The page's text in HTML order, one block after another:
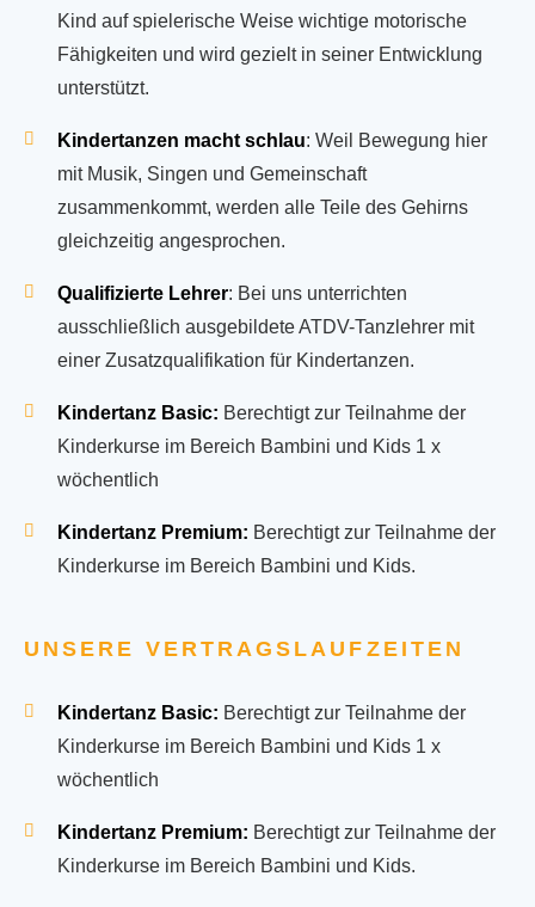
Kind auf spielerische Weise wichtige motorische
Fähigkeiten und wird gezielt in seiner Entwicklung
unterstützt.
Kindertanzen macht schlau: Weil Bewegung hier
mit Musik, Singen und Gemeinschaft
zusammenkommt, werden alle Teile des Gehirns
gleichzeitig angesprochen.
Qualifizierte Lehrer: Bei uns unterrichten
ausschließlich ausgebildete ATDV-Tanzlehrer mit
einer Zusatzqualifikation für Kindertanzen.
Kindertanz Basic: Berechtigt zur Teilnahme der
Kinderkurse im Bereich Bambini und Kids 1 x
wöchentlich
Kindertanz Premium: Berechtigt zur Teilnahme der
Kinderkurse im Bereich Bambini und Kids.
UNSERE VERTRAGSLAUFZEITEN
Kindertanz Basic: Berechtigt zur Teilnahme der
Kinderkurse im Bereich Bambini und Kids 1 x
wöchentlich
Kindertanz Premium: Berechtigt zur Teilnahme der
Kinderkurse im Bereich Bambini und Kids.